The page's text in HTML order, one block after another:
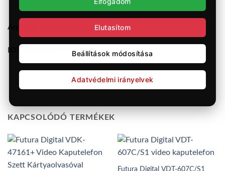
Android Applikáció Letöltés
IOS Applikáció Letöltés
KAPCSOLÓDÓ TERMÉKEK
Futura Digital VDT-607C/S1
Elutasítom
Beállítások módosítása
Adatvédelmi irányelvek